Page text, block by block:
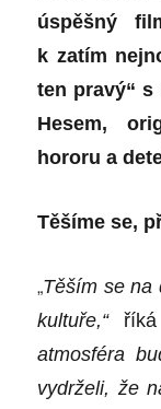
úspěšný
k zatím
ten pravý“ s
Hesem,
hororu a
Těšíme se,
„Těším se na
kultuře,“
říká
atmosféra
vydrželi, že